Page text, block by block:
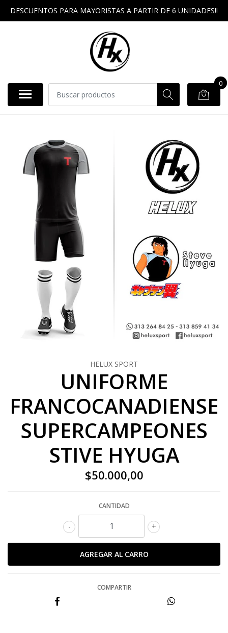
DESCUENTOS PARA MAYORISTAS A PARTIR DE 6 UNIDADES!!
0
HELUX SPORT
UNIFORME
FRANCOCANADIENSE
SUPERCAMPEONES
STIVE HYUGA
$50.000,00
CANTIDAD
+
-
COMPARTIR